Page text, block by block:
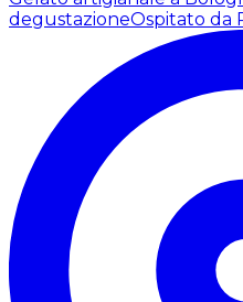
degustazioneOspitato da